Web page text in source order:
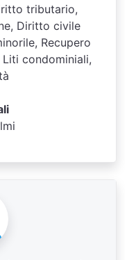
tributario,
Diritto civile
Recupero
condominiali,